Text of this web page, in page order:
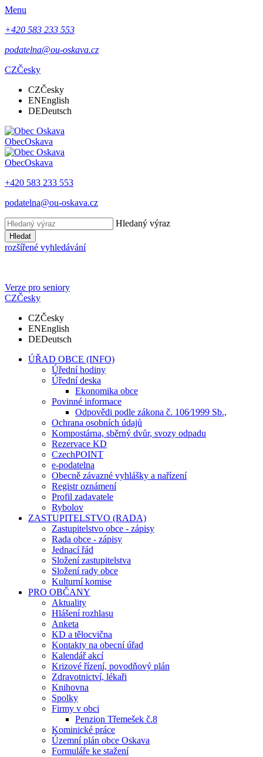
Menu
+420 583 233 553
podatelna@ou-oskava.cz
CZČesky
CZČesky
ENEnglish
DEDeutsch
ObecOskava
ObecOskava
+420 583 233 553
podatelna@ou-oskava.cz
Hledaný výraz
Hledat
rozšířené vyhledávání
Verze pro seniory
CZČesky
CZČesky
ENEnglish
DEDeutsch
ÚŘAD OBCE (INFO)
Úřední hodiny
Úřední deska
Ekonomika obce
Povinné informace
Odpovědi podle zákona č. 106⁄1999 Sb.,
Ochrana osobních údajů
Kompostárna, sběrný dvůr, svozy odpadu
Rezervace KD
CzechPOINT
e-podatelna
Obecně závazné vyhlášky a nařízení
Registr oznámení
Profil zadavatele
Rybolov
ZASTUPITELSTVO (RADA)
Zastupitelstvo obce - zápisy
Rada obce - zápisy
Jednací řád
Složení zastupitelstva
Složení rady obce
Kulturní komise
PRO OBČANY
Aktuality
Hlášení rozhlasu
Anketa
KD a tělocvična
Kontakty na obecní úřad
Kalendář akcí
Krizové řízení, povodňový plán
Zdravotnictví, lékaři
Knihovna
Spolky
Firmy v obci
Penzion Třemešek č.8
Kominické práce
Územní plán obce Oskava
Formuláře ke stažení